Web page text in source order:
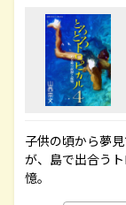
子供の頃から夢
が、島で出合う
憶。